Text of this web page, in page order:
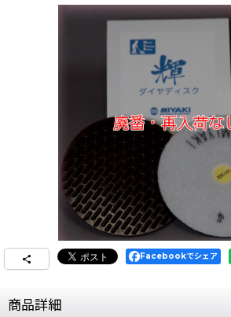
Facebookでシェア
商品詳細